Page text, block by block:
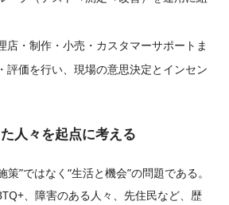
店・制作・小売・カスタマーサポートま
評価を行い、現場の意思決定とインセン
人々を起点に考える
”ではなく“生活と機会”の問題である。
、障害のある人々、先住民など、歴